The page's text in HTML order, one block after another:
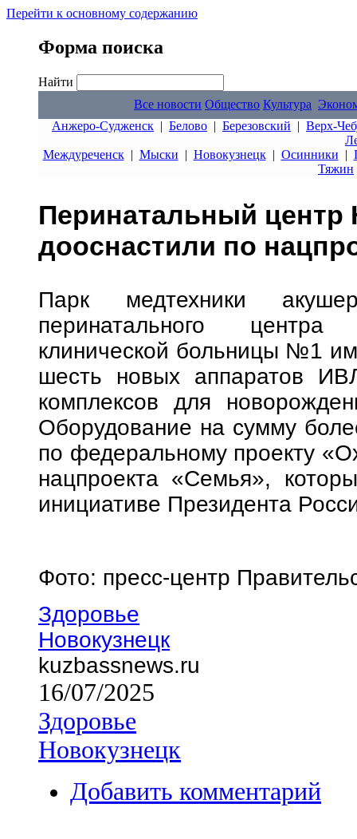
Перейти к основному содержанию
Форма поиска
Найти
Все новости Общество Культура
Анжеро-Судженск | Белово | Березовский | Верх-
Междуреченск| Мыски | Новокузнецк| Осинники |
Тяжин
Перинатальный центр
дооснастили по
Парк медтехники
перинатального центра
клинической больницы №1
шесть новых аппаратов
комплексов для
Оборудование на сумму
по федеральному проекту
нацпроекта «Семья»,
инициативе Президента
Фото: пресс-центр
Здоровье
Новокузнецк
kuzbassnews.ru
16/07/2025
Здоровье
Новокузнецк
Добавить комментарий